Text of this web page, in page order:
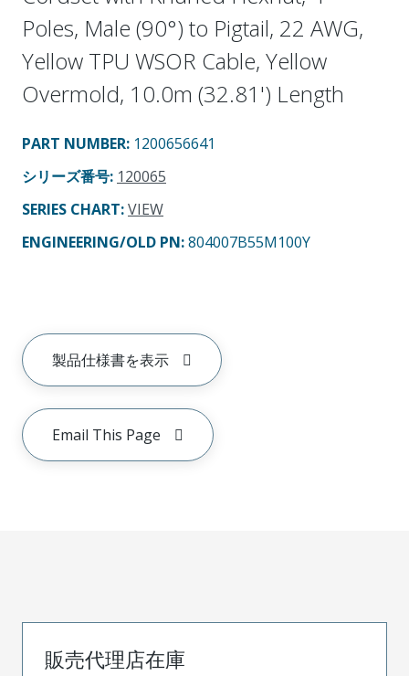
Poles, Male (90°) to Pigtail, 22 AWG,
Yellow TPU WSOR Cable, Yellow
Overmold, 10.0m (32.81') Length
PART NUMBER: 1200656641
シリーズ番号: 120065
SERIES CHART:VIEW
ENGINEERING/OLD PN:804007B55M100Y
製品仕様書を表示
Email This Page
販売代理店在庫